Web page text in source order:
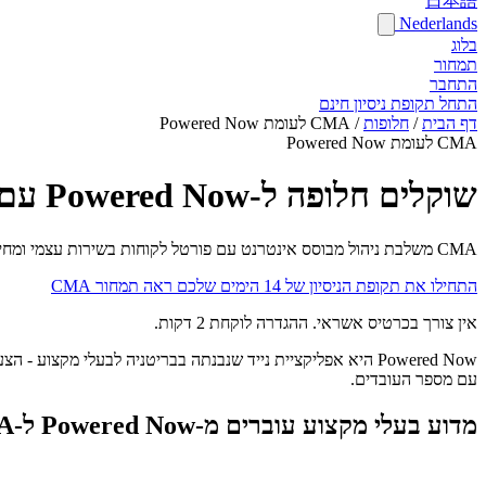
Nederlands
בלוג
תמחור
התחבר
התחל תקופת ניסיון חינם
דף הבית / חלופות / CMA לעומת Powered Now
CMA לעומת Powered Now
שוקלים חלופה ל-Powered Now עם פורטל לקוחות ותמחור קבוע?
CMA משלבת ניהול מבוסס אינטרנט עם פורטל לקוחות בשירות עצמי ומחיר חודשי קבוע יחיד - ללא רמות פר משתמש שצריך לצמוח מהן ככל שהצוות מתרחב.
התחילו את תקופת הניסיון של 14 הימים שלכם
ראה תמחור CMA
אין צורך בכרטיס אשראי. ההגדרה לוקחת 2 דקות.
עם מספר העובדים.
מדוע בעלי מקצוע עוברים מ-Powered Now ל-CMA